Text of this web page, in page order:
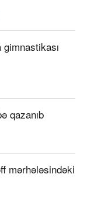
gimnastikası
qazanıb
mərhələsindəki